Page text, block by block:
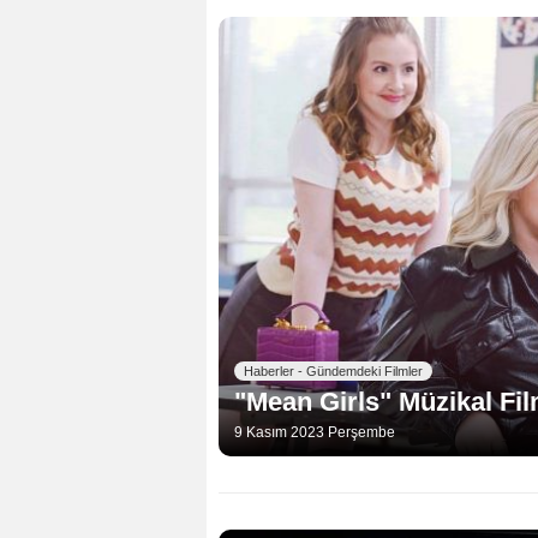
Haberler - Gündemdeki Filmler
"Mean Girls" Müzikal
9 Kasım 2023 Perşembe